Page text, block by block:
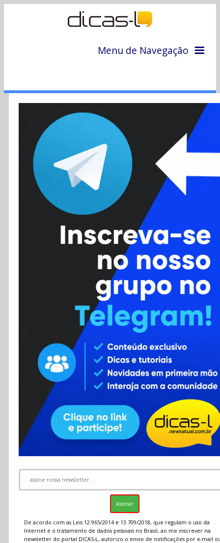
Menu de Navegação
Colunas
Colaboradores
Cursos
Enviar Dica
Contato
RSS
De acordo com as Leis 12.965/2014 e 13.709/2018, que regulam o uso da
Internet e o tratamento de dados pessoais no Brasil, ao me inscrever na
newsletter do portal DICAS-L, autorizo o envio de notificações por e-mail